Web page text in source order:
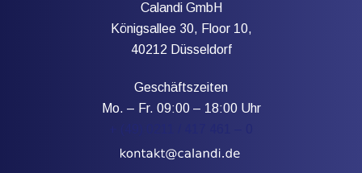
Calandi GmbH
Königsallee 30, Floor 10,
40212 Düsseldorf
Geschäftszeiten
Mo. – Fr. 09:00 – 18:00 Uhr